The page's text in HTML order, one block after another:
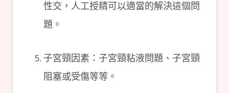
性交，人工授精可以適當的解決這個問
題。
子宮頸因素：子宮頸粘液問題、子宮頸
阻塞或受傷等等。